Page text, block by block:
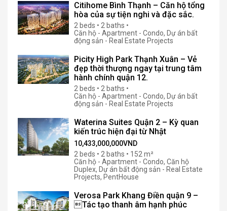
Citihome Bình Thạnh – Căn hộ tổng
hòa của sự tiện nghi và đặc sắc.
2 beds • 2 baths •
Căn hộ - Apartment - Condo, Dự án bất
động sản - Real Estate Projects
Picity High Park Thạnh Xuân – Vẻ
đẹp thời thượng ngay tại trung tâm
hành chính quận 12.
2 beds • 2 baths •
Căn hộ - Apartment - Condo, Dự án bất
động sản - Real Estate Projects
Waterina Suites Quận 2 – Kỳ quan
kiến trúc hiện đại từ Nhật
10,433,000,000VND
2 beds • 2 baths • 152 m²
Căn hộ - Apartment - Condo, Căn hộ
Duplex, Dự án bất động sản - Real Estate
Projects, PentHouse
Verosa Park Khang Điền quận 9 –
Tác tạo thanh âm hạnh phúc